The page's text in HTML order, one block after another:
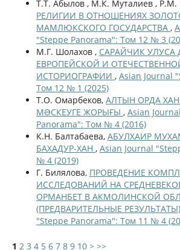
Т.Т. Абылов , М.К. Муталиев , Р.М.
РЕЛИГИИ В ОТНОШЕНИЯХ
МАМЛЮКСКОГО ГОСУДАРСТВА ,
"Steppe Panorama": Том 12 № 3
М.Г. Шолахов , САРАЙЧИК УЛУСА
ЕВРОПЕЙСКОЙ И
ИСТОРИОГРАФИИ , Asian Journal
Том 12 № 1 (2025)
Т.О. Омарбеков, АЛТЫН ОРДА
МƏСКЕУГЕ ЖОРЫҒЫ , Asian
Panorama": Том № 4 (2016)
К.Н. Балтабаева, АБУЛХАИР
БАХАДУР-ХАН , Asian Journal
№ 4 (2019)
Г. Билялова, ПРОВЕДЕНИЕ
ИССЛЕДОВАНИЙ НА
ОРМАНБЕТ В АКМОЛИНСКОЙ
(ПРЕДВАРИТЕЛЬНЫЕ РЕЗУЛЬТАТЫ)
"Steppe Panorama": Том 11 № 4
1 2 3 4 5 6 7 8 9 10 > >>